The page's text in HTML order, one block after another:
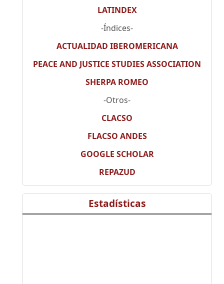
LATINDEX
-Índices-
ACTUALIDAD IBEROMERICANA
PEACE AND JUSTICE STUDIES ASSOCIATION
SHERPA ROMEO
-Otros-
CLACSO
FLACSO ANDES
GOOGLE SCHOLAR
REPAZUD
Estadísticas